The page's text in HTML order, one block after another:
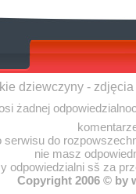
dziewczyny -
żadnej
do
nie masz
odpowiedzialni sš za
Copyright 2006 © by